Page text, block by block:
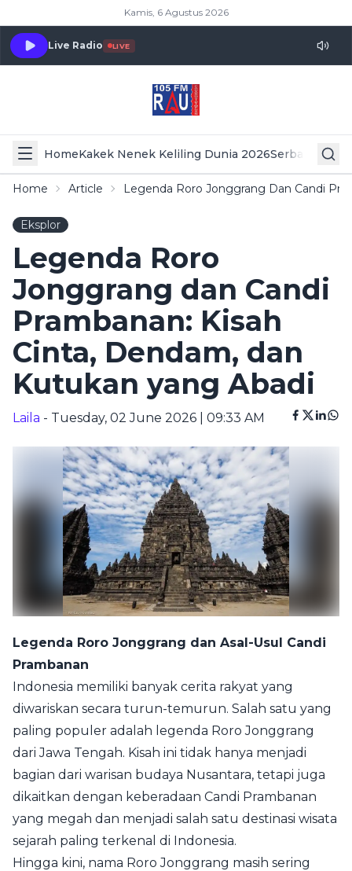
Kamis, 6 Agustus 2026
Live Radio LIVE
HomeKakek Nenek Keliling Dunia 2026Serba Serbi
Home Article Legenda Roro Jonggrang Dan Candi
Eksplor
Legenda Roro
Jonggrang dan Candi
Prambanan: Kisah
Cinta, Dendam, dan
Kutukan yang Abadi
Laila - Tuesday, 02 June 2026 | 09:33 AM
Legenda Roro Jonggrang dan Asal-Usul Candi
Prambanan
Indonesia memiliki banyak cerita rakyat yang
diwariskan secara turun-temurun. Salah satu yang
paling populer adalah legenda Roro Jonggrang
dari Jawa Tengah. Kisah ini tidak hanya menjadi
bagian dari warisan budaya Nusantara, tetapi juga
dikaitkan dengan keberadaan Candi Prambanan
yang megah dan menjadi salah satu destinasi wisata
sejarah paling terkenal di Indonesia.
Hingga kini, nama Roro Jonggrang masih sering